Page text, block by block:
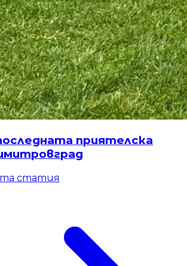
приятелска
статия